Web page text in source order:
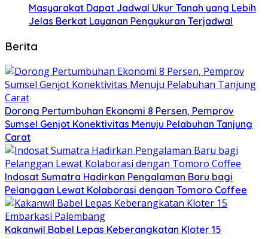
Masyarakat Dapat Jadwal Ukur Tanah yang Lebih
Jelas Berkat Layanan Pengukuran Terjadwal
Berita
Dorong Pertumbuhan Ekonomi 8 Persen, Pemprov
Sumsel Genjot Konektivitas Menuju Pelabuhan Tanjung
Carat
Indosat Sumatra Hadirkan Pengalaman Baru bagi
Pelanggan Lewat Kolaborasi dengan Tomoro Coffee
Kakanwil Babel Lepas Keberangkatan Kloter 15